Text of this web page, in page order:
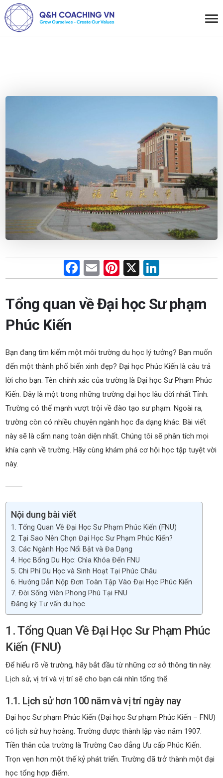
F
a
ce
b
o
k
E
m
ail
Pi
nt
er
es
X
n
ke
dI
Tổng quan về Đại học Sư phạm
Phúc Kiến
Bạn đang tìm kiếm một môi trường du học lý tưởng? Bạn muốn
đến một thành phố biển xinh đẹp? Đại học Phúc Kiến là câu trả
lời cho bạn. Tên chính xác của trường là Đại học Sư Phạm Phúc
Kiến. Đây là một trong những trường đại học lâu đời nhất Tỉnh.
Trường có thế mạnh vượt trội về đào tạo sư phạm. Ngoài ra,
trường còn có nhiều chuyên ngành học đa dạng khác. Bài viết
này sẽ là cẩm nang toàn diện nhất. Chúng tôi sẽ phân tích mọi
khía cạnh về trường. Hãy cùng khám phá cơ hội học tập tuyệt vời
này.
Nội dung bài viết
1. Tổng Quan Về Đại Học Sư Phạm Phúc Kiến (FNU)
2. Tại Sao Nên Chọn Đại Học Sư Phạm Phúc Kiến?
3. Các Ngành Học Nổi Bật và Đa Dạng
4. Học Bổng Du Học: Chìa Khóa Đến FNU
5. Chi Phí Du Học và Sinh Hoạt Tại Phúc Châu
6. Hướng Dẫn Nộp Đơn Toàn Tập Vào Đại Học Phúc Kiến
7. Đời Sống Viên Phong Phú Tại FNU
Đăng ký Tư vấn du học
1. Tổng Quan Về Đại Học Sư Phạm Phúc
Kiến (FNU)
Để hiểu rõ về trường, hãy bắt đầu từ những cơ sở thông tin này.
Lịch sử, vị trí và vị trí sẽ cho bạn cái nhìn tổng thể.
1.1. Lịch sử hơn 100 năm và vị trí ngày nay
Đại học Sư phạm Phúc Kiến (Đại học Sư phạm Phúc Kiến – FNU)
có lịch sử huy hoàng. Trường được thành lập vào năm 1907.
Tiền thân của trường là Trường Cao đẳng Ưu cấp Phúc Kiến.
Trọn vẹn hơn một thế kỷ phát triển. Trường đã trở thành một đại
học tổng hợp điểm.